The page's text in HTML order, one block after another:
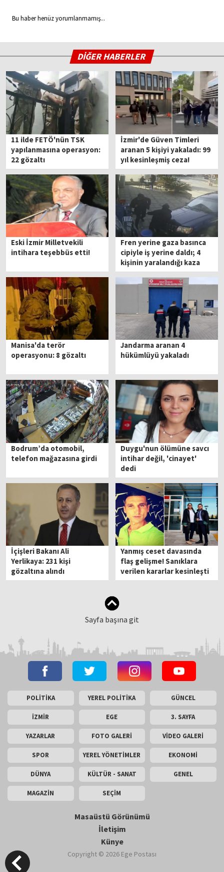
Bu haber henüz yorumlanmamış...
DİĞER HABERLER
11 ilde FETÖ'nün TSK
yapılanmasına operasyon:
22 gözaltı
İzmir'de Güven Timleri
aranan 5 kişiyi yakaladı: 99
yıl kesinleşmiş ceza!
Eski İzmir Milletvekili
intihara teşebbüs etti!
Fren yerine gaza basınca
cipiyle iş yerine daldı; 4
kişinin yaralandığı kaza
kamerada
Manisa'da terör
operasyonu: 8 gözaltı
Jandarma aranan 4
hükümlüyü yakaladı
Bodrum’da otomobil,
telefon mağazasına girdi
Duygu'nun ölümüne savcı
intihar değil, 'cinayet'
dedi
İçişleri Bakanı Ali
Yerlikaya: 231 kişi
gözaltına alındı
Yanmış ceset davasında
flaş gelişme! Sanıklara
verilen kararlar kesinleşti
Sayfa başına git
POLİTİKA YEREL POLİTİKA GÜNCEL
İZMİR EGE 3. SAYFA
YAZARLAR FOTO GALERİ VİDEO GALERİ
SPOR YEREL YÖNETİMLER EKONOMİ
DÜNYA KÜLTÜR - SANAT GENEL
MAGAZİN SEÇİM
Masaüstü Görünümü
İletişim
Künye
Copyright © 2026 Ege Postası